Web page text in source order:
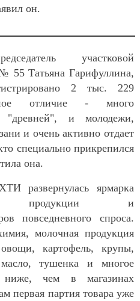
он.
участковой
55 Татьяна Гарифуллина,
2 тыс. 229
отличие - много
"древней", и молодежи,
и очень активно отдает
специально прикрепился
она.
развернулась ярмарка
продукции и
повседневного спроса.
молочная продукция
картофель, крупы,
тушенка и многое
ниже, чем в магазинах
первая партия товара уже